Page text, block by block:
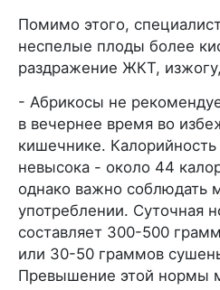
Помимо этого,
неспелые плоды более
раздражение ЖКТ,
- Абрикосы не
в вечернее время во
кишечнике.
невысока - около 44
однако важно соблюдать
употреблении. Суточная
составляет 300-500
или 30-50 граммов
Превышение этой нормы